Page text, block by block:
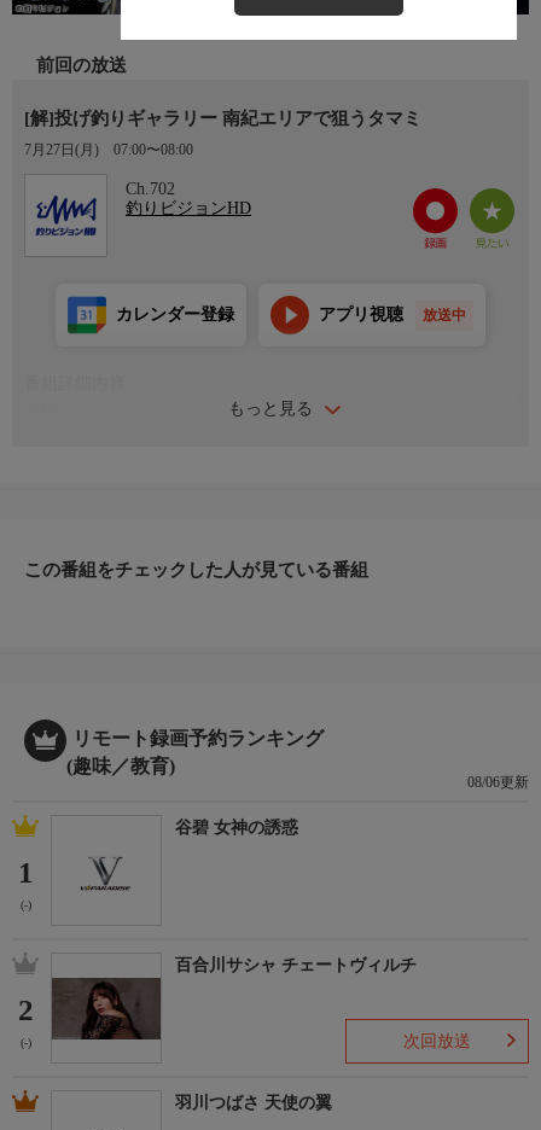
前回の放送
[解]投げ釣りギャラリー 南紀エリアで狙うタマミ
7月27日(月) 07:00〜08:00
Ch.702
釣りビジョンHD
もっと見る
カレンダー登録 アプリ視聴 放送中
破る、ド級サイズのモンスターが襲いかかる！
この番組をチェックした人が見ている番組
リモート録画予約ランキング
(趣味／教育)
08/06更新
1
(-)
谷碧 女神の誘惑
2
(-)
百合川サシャ チェートヴィルチ
次回放送
羽川つばさ 天使の翼